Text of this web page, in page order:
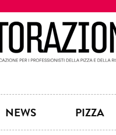
NEWS PIZZA